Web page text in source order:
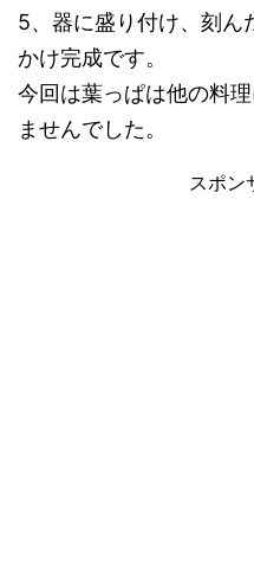
5、器に盛り付け、刻ん
かけ完成です。
今回は葉っぱは他の料
ませんでした。
スポン